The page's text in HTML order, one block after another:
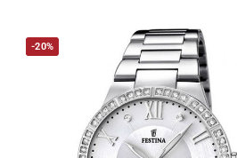
-20%